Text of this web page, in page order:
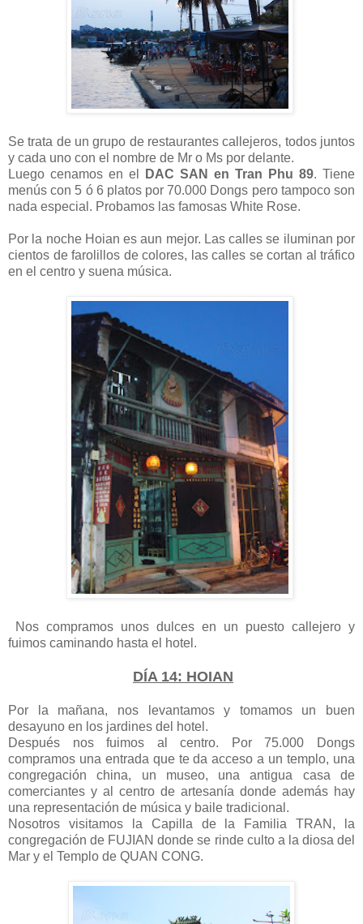
Se trata de un grupo de restaurantes callejeros, todos juntos
y cada uno con el nombre de Mr o Ms por delante.
Luego cenamos en el
DAC SAN en Tran Phu 89. Tiene
menús con 5 ó 6 platos por 70.000 Dongs pero tampoco son
nada especial. Probamos las famosas White Rose.
Por la noche Hoian es aun mejor. Las calles se iluminan por
cientos de farolillos de colores, las calles se cortan al tráfico
en el centro y suena música.
Nos compramos unos dulces en un puesto callejero y
fuimos caminando hasta el hotel.
DÍA 14: HOIAN
Por la mañana, nos levantamos y tomamos un buen
desayuno en los jardines del hotel.
Después nos fuimos al centro. Por 75.000 Dongs
compramos una entrada que te da acceso a un templo, una
congregación china, un museo, una antigua casa de
comerciantes y al centro de artesanía donde además hay
una representación de música y baile tradicional.
Nosotros visitamos la Capilla de la Familia TRAN, la
congregación de FUJIAN donde se rinde culto a la diosa del
Mar y el Templo de QUAN CONG.